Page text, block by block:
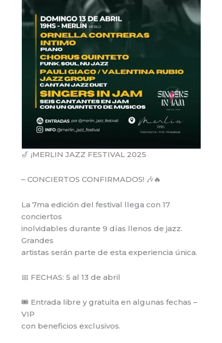
🎷 ¡MERLIN JAZZ FESTIVAL 2025
– CONCIERTOS CONFIRMADOS! 🎶🔥
La 7ma edición del festival llega con 17
conciertos
inolvidables durante 9 días llenos de jazz.
Grandes
artistas serán parte de esta experiencia única.
📅 FECHAS: 5 al 13 de abril
🎟 Entrada libre y gratuita en algunas fechas –
VIP
con beneficios exclusivos.